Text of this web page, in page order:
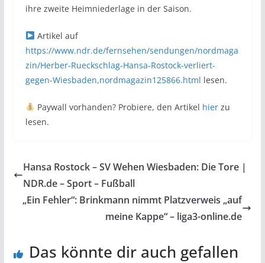
ihre zweite Heimniederlage in der Saison.
Artikel auf
https://www.ndr.de/fernsehen/sendungen/nordmaga
zin/Herber-Rueckschlag-Hansa-Rostock-verliert-
gegen-Wiesbaden,nordmagazin125866.html lesen.
Paywall vorhanden? Probiere, den Artikel hierzu
lesen.
Hansa Rostock – SV Wehen Wiesbaden: Die Tore |
NDR.de – Sport – Fußball
„Ein Fehler“: Brinkmann nimmt Platzverweis „auf
meine Kappe“ – liga3-online.de
Das könnte dir auch gefallen